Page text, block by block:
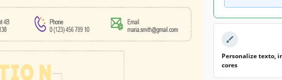
Personalize texto,
cores